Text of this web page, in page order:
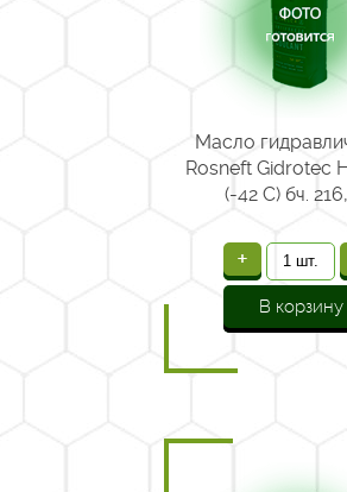
Масло
Rosneft Gidrotec
(-42 С) бч.
+
В корзину